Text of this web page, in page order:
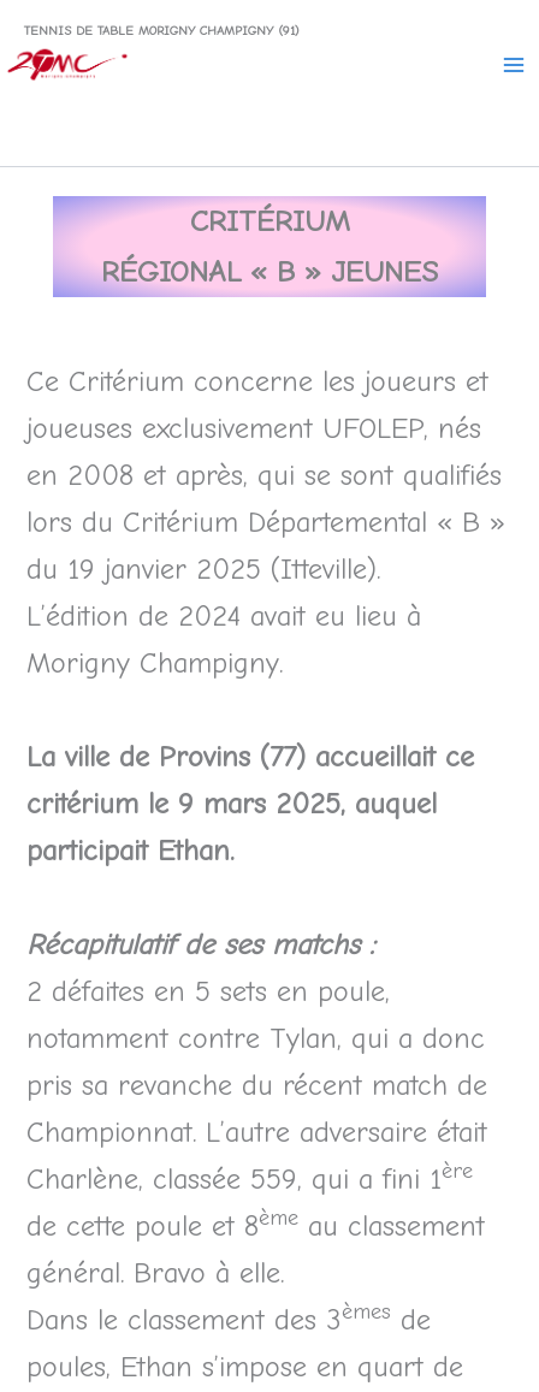
contenu
TENNIS DE TABLE MORIGNY CHAMPIGNY (91)
CRITÉRIUM
RÉGIONAL « B » JEUNES
Ce Critérium concerne les joueurs et
joueuses exclusivement UFOLEP, nés
en 2008 et après, qui se sont qualifiés
lors du Critérium Départemental « B »
du 19 janvier 2025 (Itteville).
L’édition de 2024 avait eu lieu à
Morigny Champigny.
La ville de Provins (77) accueillait ce
critérium le 9 mars 2025, auquel
participait Ethan.
Récapitulatif de ses matchs :
2 défaites en 5 sets en poule,
notamment contre Tylan, qui a donc
pris sa revanche du récent match de
Championnat. L’autre adversaire était
Charlène, classée 559, qui a fini 1ère
de cette poule et 8ème au classement
général. Bravo à elle.
Dans le classement des 3èmes de
poules, Ethan s’impose en quart de